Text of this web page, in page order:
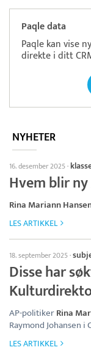
Paqle data
Paqle kan vise
direkte i ditt
NYHETER
16. desember 2025·
Hvem blir
Rina Mariann
LES ARTIKKEL
18. september 2025·
Disse har
AP-politikerRina
Raymond Johansen i
LES ARTIKKEL